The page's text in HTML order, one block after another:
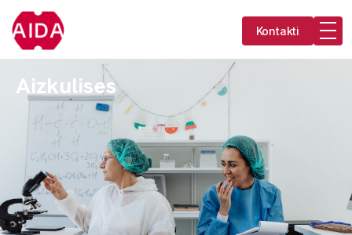
Kontakti
Aizkulises